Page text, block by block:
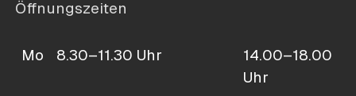
Öffnungszeiten
Mo 8.30–11.30 Uhr
14.00–18.00
Uhr